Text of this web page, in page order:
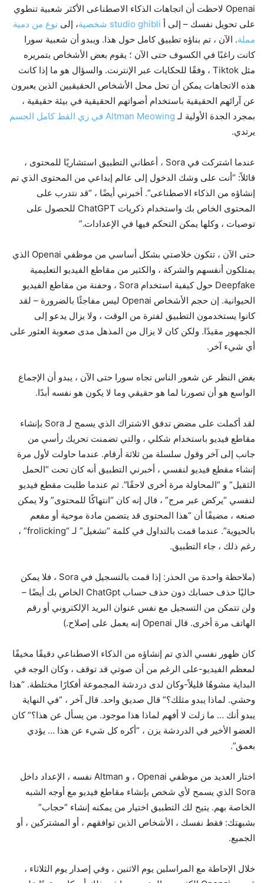
Openai لاحظت أن اتجاهات الذكاء الاصطناعى الأكثر شعبية تنطوي
على تحويل نفسك – إلى أ studio ghibli شخصية ، إلى نوع من دمية
مملة. الآن ، تم بناؤه تطبيق كامل حول هذا. ويبدو أن شعبية سورا
كانت راغبًا في الكسوف حتى الآن ؛ يقوم بعض الأشخاص بتمريره
مثل Tiktok ، وفقًا للحكايات عبر الإنترنت. والسؤال هو ما إذا كانت
هذه الاتجاهات يمكن أن تحل محل الأشخاص الحقيقيين الذين يعبرون
عن آرائهم الحقيقية باستخدام أصواتهم الحقيقية في بيئة حقيقية ،
بمجرد الجدة الأولية لـ Altman Meowing في زي القط كامل الجسم
يرتدي.
عندما اشتركت في Sora ، أعطاني التطبيق استشاريًا للمحتوى ،
قائلاً: “أنت على وشك الدخول إلى عالم إبداعي من المحتوى الذي تم
إنشاؤه من الذكاء الاصطناعى”. أخبرني أيضًا ، “قد نتدرب على
المحتوى الخاص بك واستخدام ذكريات ChatGPT للحصول على
توصيات ، وكلها يمكن التحكم فيها في الإعدادات.”
حتى الآن ، تتكون خلاصتي بشكل أساسي من موظفي Openai الذي
يمتلكون أنفسهم والشركة ، والكثير من مقاطع الفيديو التعليمية
Deepfake حول كيفية استخدام Sora ، وحفنة من مقاطع الفيديو
الحيوانية. إن حجم الأشخاص Openai ليس مفاجئًا بالضرورة – لقد
كانوا يستخدمون التطبيق لفترة من الوقت ، ولا يزال يدعو إلى
الجمهور مقيدًا. ولكن كان لا يزال من المذهل مدى صعوبة العثور على
أي شيء آخر.
بغض النظر عن شعور الناس تجاه سورا حتى الآن ، يبدو أن الإجماع
الواسع هو أن تصورنا لما هو حقيقي وما لا يكون هو نفسه أبدًا.
لقد أكملت على مضض تدفق الاشتراك الذي يسمح لـ Sora بإنشاء
مقاطع فيديو باستخدام شكلي ، والتي تضمنت تحريك رأسي من
جانب إلى آخر وقول سلسلة من ثلاثة أرقام. عندما حاولت لأول مرة
إنشاء مقطع فيديو لنفسي ، أخبرني التطبيق أنه كان تحت “الحمل
الثقيل” و “المحاولة مرة أخرى لاحقًا”. ثم عندما طلبت مقطع فيديو
لنفسي “يركض عبر مرج” ، قال إنه كان “انتهاكًا للمحتوى” ولا يمكن
صنعه ، مضيفًا أن “هذا المحتوى قد يتضمن مادة موحية أو مفعم
بالحيوية”. عندما قمت بالتداول في كلمة “تشغيل” لـ “frolicking” ،
رغم ذلك ، جاء التطبيق.
(ملاحظة واحدة من الحذر: إذا قمت بالتسجيل في Sora ، فلا يمكن
حاليًا حذف حسابك دون حذف حساب ChatGpt الخاص بك أيضًا –
ولن تتمكن من التسجيل مع نفس عنوان البريد الإلكتروني أو رقم
الهاتف مرة أخرى. قال Openai إنه يعمل على إصلاح.)
كان ظهور نفسي الذي تم إنشاؤه من الذكاء الاصطناعي دقيقًا مخيفًا
لمعظم الفيديو-على الرغم من أن صوتي قد توقف ، وكان الوجه في
البداية مشوهًا قليلاً-وكان لدى دردشة المجموعة أفكارًا مختلطة. “هذا
وحشي. لماذا يبدو مثلك؟” قال صديق واحد. قال آخر ، “في النهاية
يبدو أنك … ما زلت لا أفهم لماذا هذا موجود. من يسأل عن هذا؟” كان
العضو الأخير في الدردشة يزن ، “أكره كل شيء عن هذا … يؤدي
بعمق”.
اختار العديد من موظفي Openai ، و Altman نفسه ، الإعداد داخل
Sora الذي يسمح لأي شخص بإنشاء مقاطع فيديو مع أوجه الشبه
الخاصة بهم. يتيح لك التطبيق اختيار من يمكنه إنشاء “حجاب”
بشبهتك: فقط نفسك ، الأشخاص الذين توافقهم ، أو المشتركين ، أو
الجميع.
خلال الإحاطة مع المراسلين يوم الاثنين ، وفي إصدار يوم الثلاثاء ،